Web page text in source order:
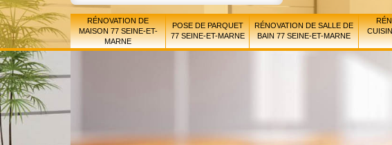
RÉNOVATION DE
MAISON 77 SEINE-ET-
MARNE
POSE DE PARQUET
77 SEINE-ET-MARNE
RÉNOVATION DE SALLE DE
BAIN 77 SEINE-ET-MARNE